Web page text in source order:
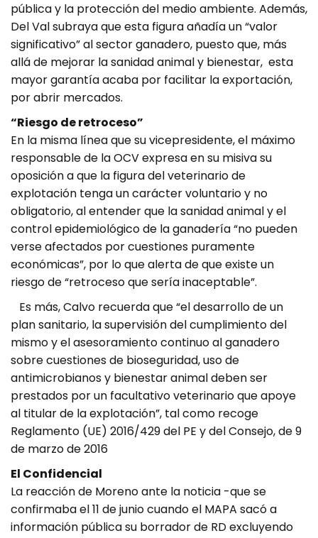
pública y la protección del medio ambiente. Además,
Del Val subraya que esta figura añadía un “valor
significativo” al sector ganadero, puesto que, más
allá de mejorar la sanidad animal y bienestar, esta
mayor garantía acaba por facilitar la exportación,
por abrir mercados.
“Riesgo de retroceso”
En la misma línea que su vicepresidente, el máximo
responsable de la OCV expresa en su misiva su
oposición a que la figura del veterinario de
explotación tenga un carácter voluntario y no
obligatorio, al entender que la sanidad animal y el
control epidemiológico de la ganadería “no pueden
verse afectados por cuestiones puramente
económicas”, por lo que alerta de que existe un
riesgo de “retroceso que sería inaceptable”.
Es más, Calvo recuerda que “el desarrollo de un
plan sanitario, la supervisión del cumplimiento del
mismo y el asesoramiento continuo al ganadero
sobre cuestiones de bioseguridad, uso de
antimicrobianos y bienestar animal deben ser
prestados por un facultativo veterinario que apoye
al titular de la explotación”, tal como recoge
Reglamento (UE) 2016/429 del PE y del Consejo, de 9
de marzo de 2016
El Confidencial
La reacción de Moreno ante la noticia -que se
confirmaba el 11 de junio cuando el MAPA sacó a
información pública su borrador de RD excluyendo